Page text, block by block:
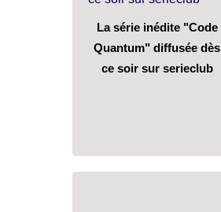
La série inédite "Code
Quantum" diffusée dès
ce soir sur serieclub